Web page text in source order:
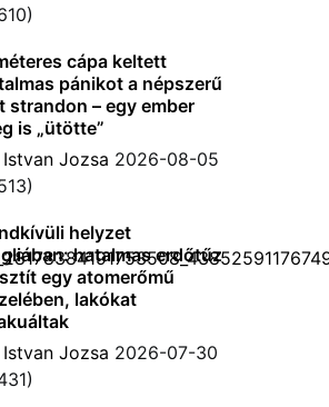
cápa keltett
pánikot a népszerű
strandon – egy ember
is „ütötte”
Istvan Jozsa 2026-08-05
helyzet
hatalmas erdőtűz
egy atomerőmű
lakókat
Istvan Jozsa 2026-07-30